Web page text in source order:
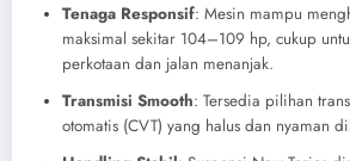
Tenaga Responsif: Mesin mampu
maksimal sekitar 104–109 hp, cukup
perkotaan dan jalan menanjak.
Transmisi Smooth: Tersedia pilihan
otomatis (CVT) yang halus dan nyaman